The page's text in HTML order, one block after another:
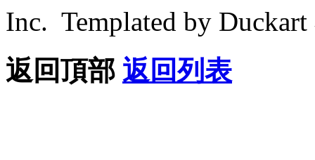
Inc. Templated by
返回頂部 返回列表